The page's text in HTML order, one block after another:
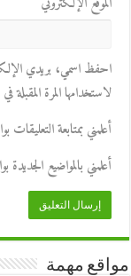
احفظ اسمي، بريدي
لاستخدامها المرة المقبلة
أعلمني بمتابعة التعليقات
أعلمني بالمواضيع الجديدة
مواقع مهمة